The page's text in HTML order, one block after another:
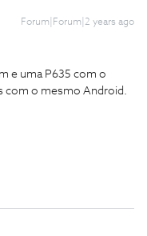
Forum|Forum|2 years ago
e uma P635 com o
com o mesmo Android.